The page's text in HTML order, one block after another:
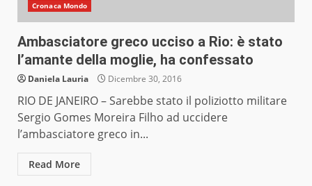
Cronaca Mondo
Ambasciatore greco ucciso a Rio: è stato
l’amante della moglie, ha confessato
Daniela Lauria Dicembre 30, 2016
RIO DE JANEIRO – Sarebbe stato il poliziotto militare
Sergio Gomes Moreira Filho ad uccidere
l’ambasciatore greco in...
Read More